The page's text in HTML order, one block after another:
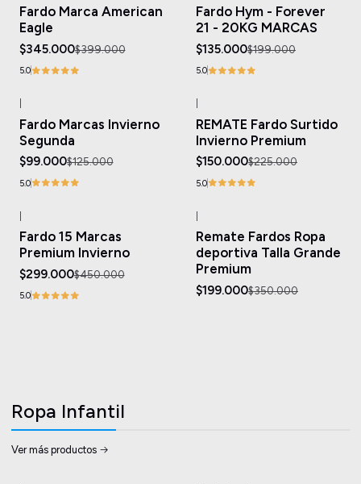
Fardo Marca American
Eagle
$345.000$399.000
5.0
Fardo Hym - Forever
21 - 20KG MARCAS
$135.000$199.000
5.0
Fardo Marcas Invierno
Segunda
$99.000$125.000
5.0
REMATE Fardo Surtido
Invierno Premium
$150.000$225.000
5.0
Fardo 15 Marcas
Premium Invierno
$299.000$450.000
5.0
Remate Fardos Ropa
deportiva Talla Grande
Premium
$199.000$350.000
Ropa Infantil
Ver más productos